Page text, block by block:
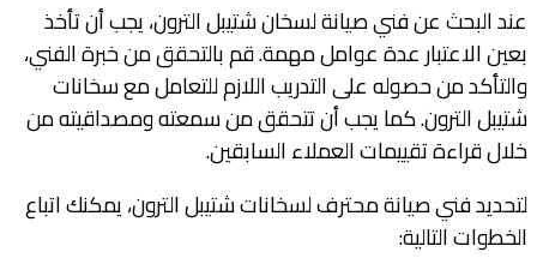
عند البحث عن فني صيانة لسخان شتيبل الترون، يجب أن تأخذ
بعين الاعتبار عدة عوامل مهمة. قم بالتحقق من خبرة الفني،
والتأكد من حصوله على التدريب اللازم للتعامل مع سخانات
شتيبل الترون. كما يجب أن تتحقق من سمعته ومصداقيته من
خلال قراءة تقييمات العملاء السابقين.
لتحديد فني صيانة محترف لسخانات شتيبل الترون، يمكنك اتباع
الخطوات التالية: